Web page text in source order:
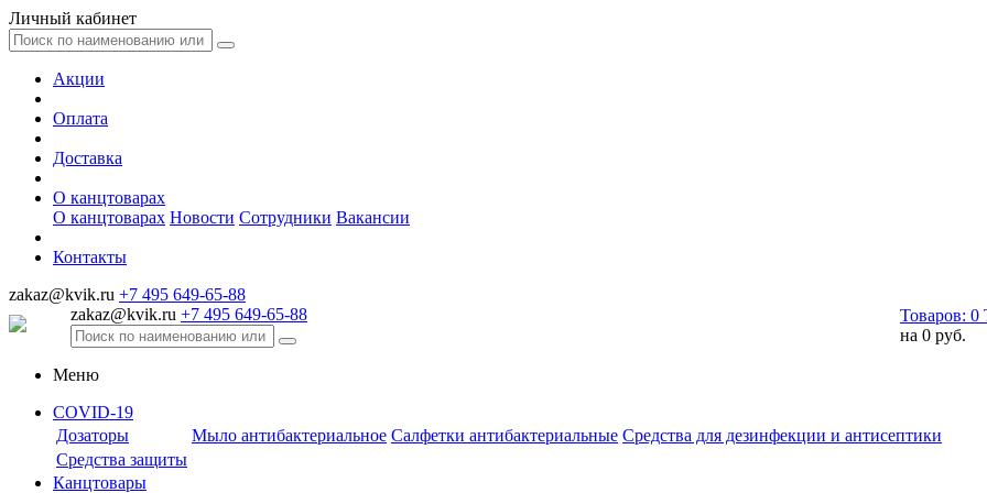
Личный кабинет
Акции
Оплата
Доставка
О канцтоварах
О канцтоварах Новости Сотрудники Вакансии
Контакты
zakaz@kvik.ru +7 495 649-65-88
zakaz@kvik.ru +7 495 649-65-88 Товаров: 0
на 0 руб.
Меню
COVID-19
Дозаторы
Мыло антибактериальное Салфетки антибактериальные Средства для дезинфекции и антисептики
Средства защиты
Канцтовары